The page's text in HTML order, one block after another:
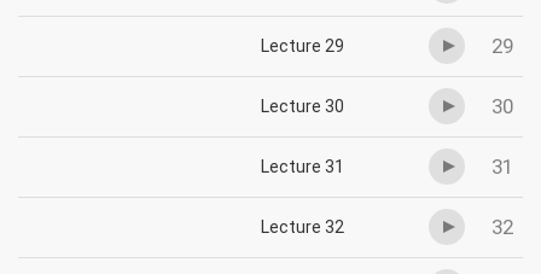
29
Lecture 29
30
Lecture 30
31
Lecture 31
32
Lecture 32